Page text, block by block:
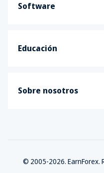
Software
Educación
Sobre nosotros
© 2005-2026. EarnForex.